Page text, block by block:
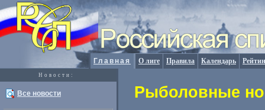
Главная О лиге Правила Календарь
Новости:
Все новости Рыболовные